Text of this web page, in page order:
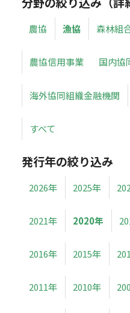
農協 漁協 森林組
農協信用事業 国内協
海外協同組織金融機関
すべて
発行年の絞り込み
2026年 2025年
2021年 2020年
2016年 2015年
2011年 2010年